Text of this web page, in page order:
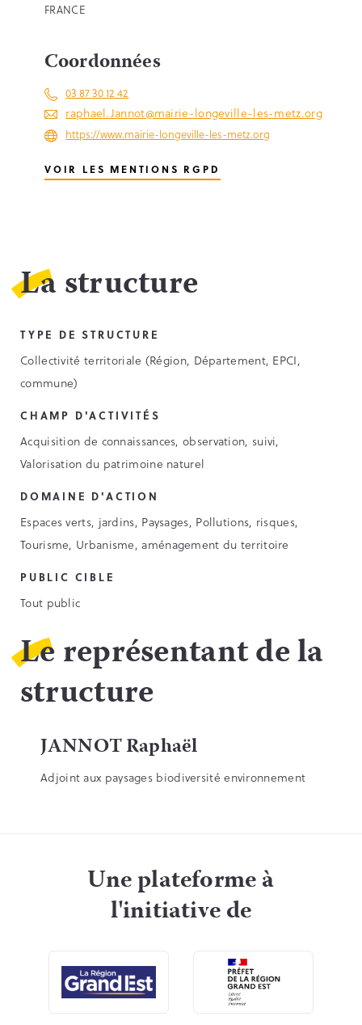
La structure
TYPE DE STRUCTURE
Collectivité territoriale (Région, Département, EPCI,
commune)
CHAMP D'ACTIVITÉS
Acquisition de connaissances, observation, suivi,
Valorisation du patrimoine naturel
DOMAINE D'ACTION
Espaces verts, jardins, Paysages, Pollutions, risques,
Tourisme, Urbanisme, aménagement du territoire
PUBLIC CIBLE
Tout public
Le représentant de la
structure
JANNOT Raphaël
Adjoint aux paysages biodiversité environnement
FRANCE
Coordonnées
03 87 30 12 42
raphael.Jannot@mairie-longeville-les-metz.org
https://www.mairie-longeville-les-metz.org
VOIR LES MENTIONS RGPD
Une plateforme à
l'initiative de